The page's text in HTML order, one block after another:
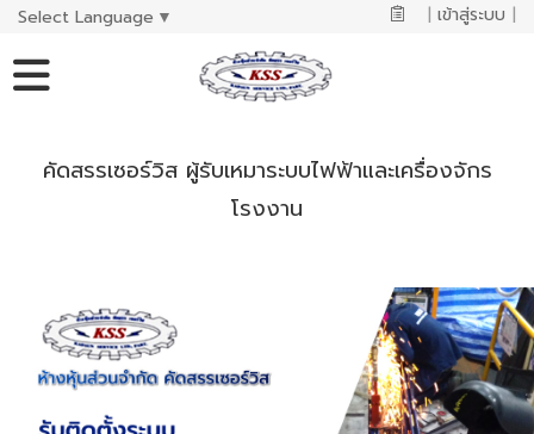
Select Language ▼ | เข้าสู่ระบบ |
คัดสรรเซอร์วิส ผู้รับเหมาระบบไฟฟ้าและเครื่องจักร
โรงงาน